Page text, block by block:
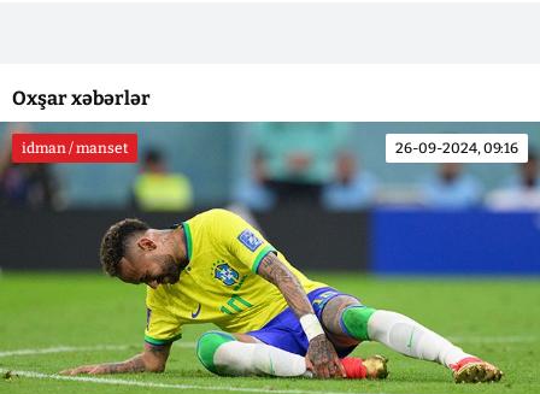
Oxşar xəbərlər
idman / manset 26-09-2024, 09:16